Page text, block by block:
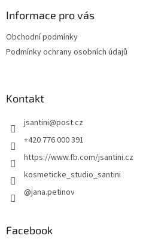
Informace pro vás
Obchodní podmínky
Podmínky ochrany osobních údajů
Kontakt
jsantini@post.cz
+420 776 000 391
https://www.fb.com/jsantini.cz
kosmeticke_studio_santini
@jana.petinov
Facebook